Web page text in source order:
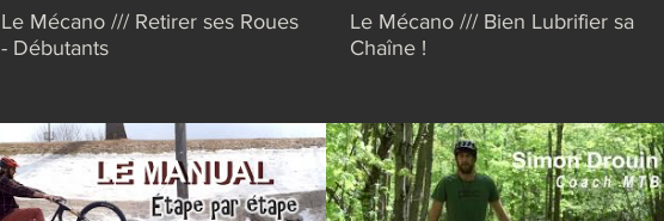
Le Mécano /// Retirer ses Roues
- Débutants
Le Mécano /// Bien Lubrifier sa
Chaîne !